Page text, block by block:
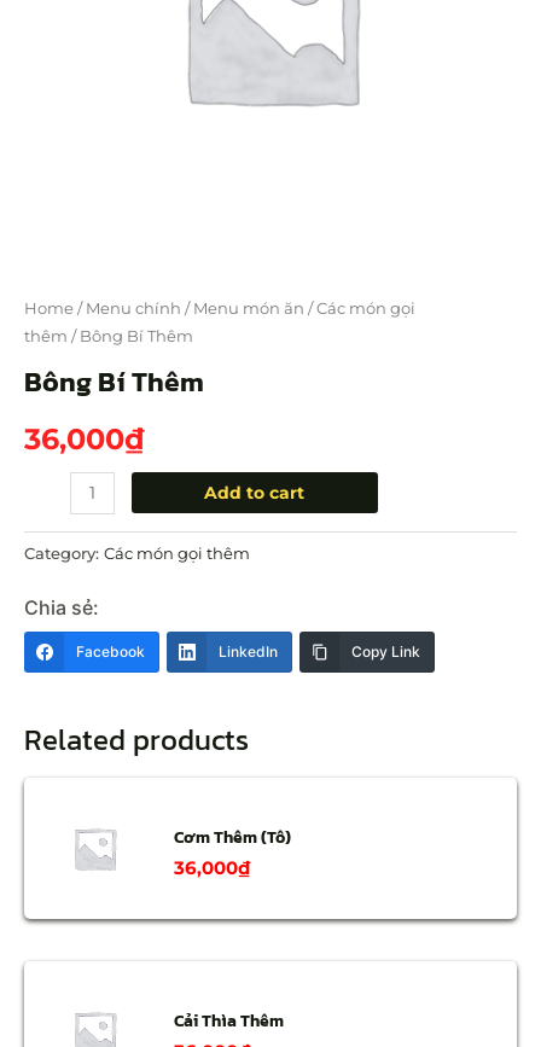
Home / Menu chính / Menu món ăn /Các món gọi
thêm / Bông Bí Thêm
Bông Bí Thêm
36,000₫
Add to cart
Category: Các món gọi thêm
Chia sẻ:
Facebook LinkedIn Copy Link
Related products
Cơm Thêm (Tô)
36,000₫
Cải Thìa Thêm